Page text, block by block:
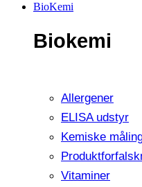
BioKemi
Biokemi
Allergener
ELISA udstyr
Kemiske
Vitaminer